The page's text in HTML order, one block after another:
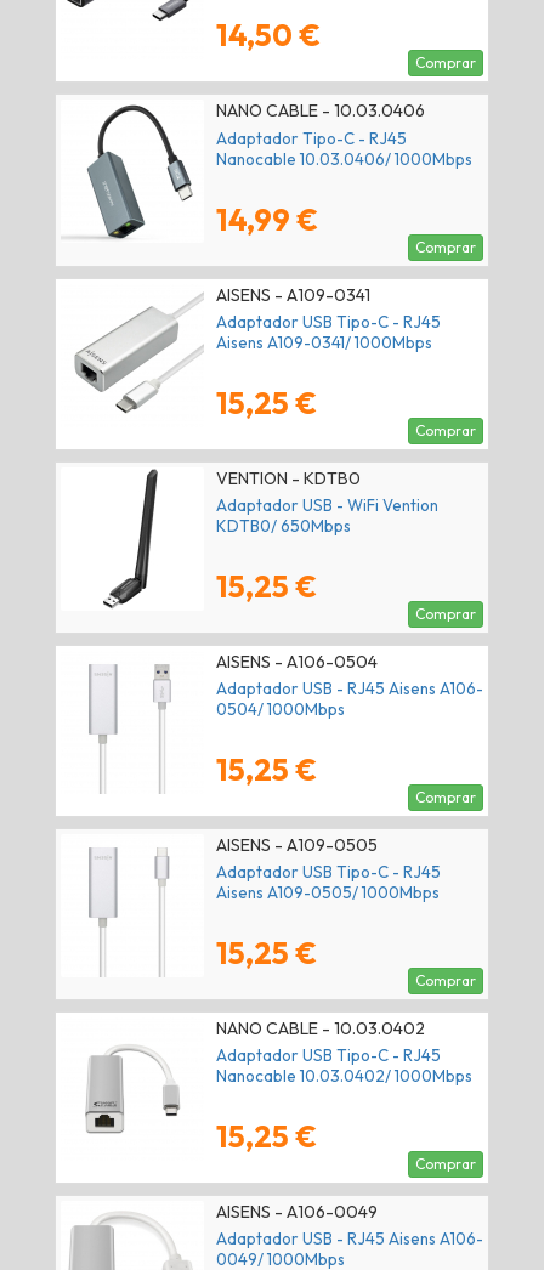
14,50 €
Comprar
NANO CABLE - 10.03.0406
Adaptador Tipo-C - RJ45
Nanocable 10.03.0406/ 1000Mbps
14,99 €
Comprar
AISENS - A109-0341
Adaptador USB Tipo-C - RJ45
Aisens A109-0341/ 1000Mbps
15,25 €
Comprar
VENTION - KDTB0
Adaptador USB - WiFi Vention
KDTB0/ 650Mbps
15,25 €
Comprar
AISENS - A106-0504
Adaptador USB - RJ45 Aisens A106-
0504/ 1000Mbps
15,25 €
Comprar
AISENS - A109-0505
Adaptador USB Tipo-C - RJ45
Aisens A109-0505/ 1000Mbps
15,25 €
Comprar
NANO CABLE - 10.03.0402
Adaptador USB Tipo-C - RJ45
Nanocable 10.03.0402/ 1000Mbps
15,25 €
Comprar
AISENS - A106-0049
Adaptador USB - RJ45 Aisens A106-
0049/ 1000Mbps